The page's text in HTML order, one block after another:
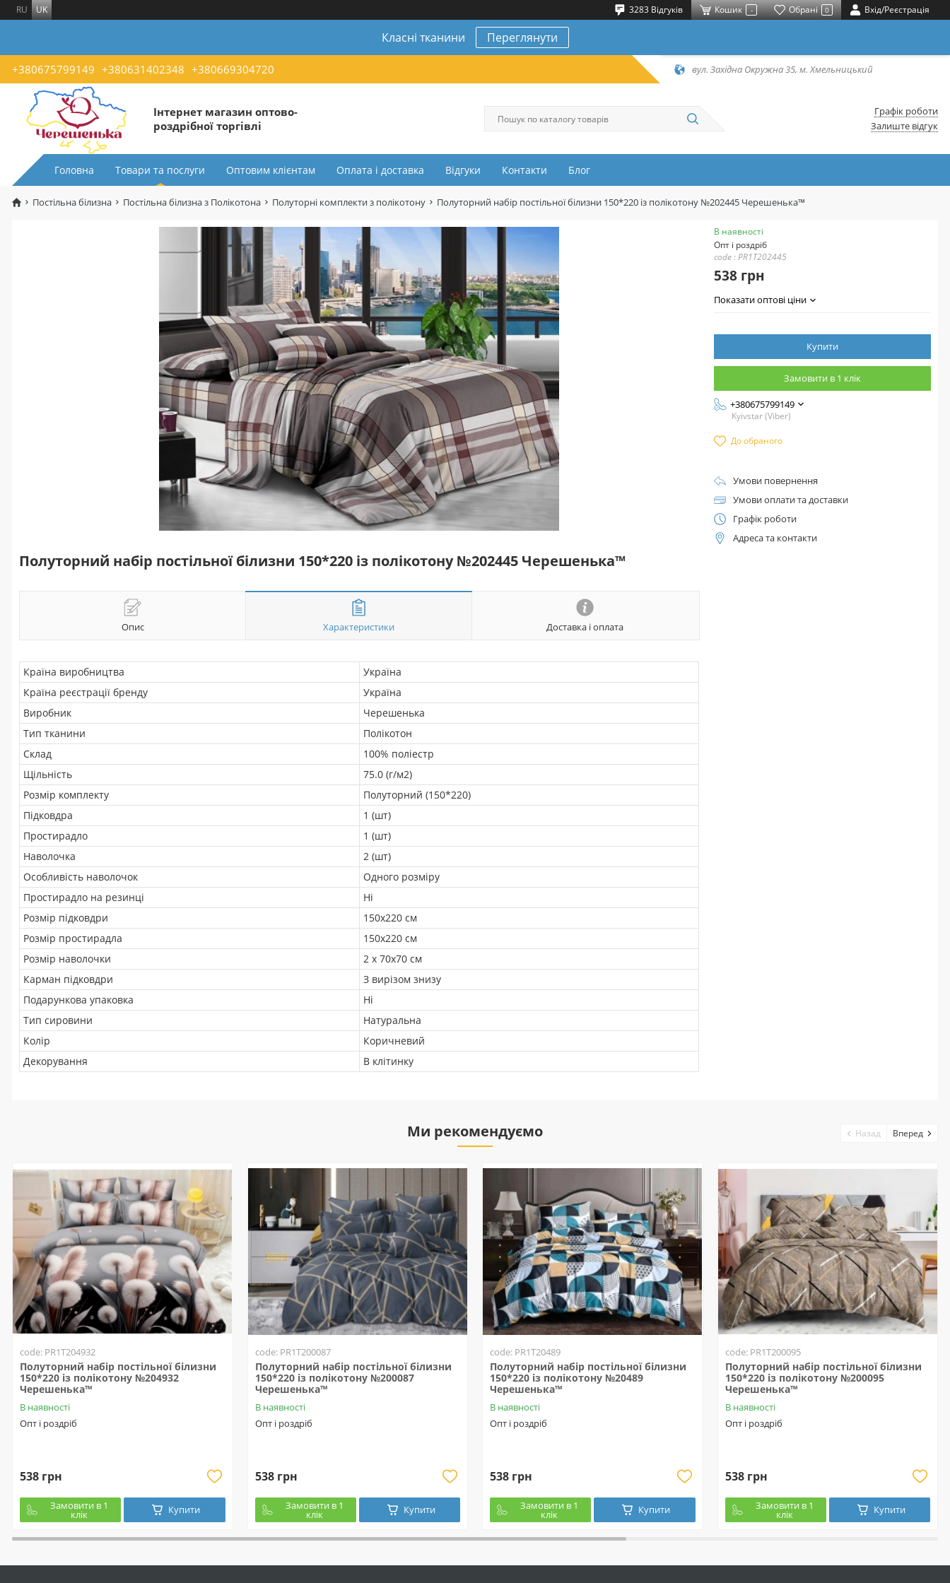
RU UK 3283 Відгуків Кошик - Обрані 0 Вхід/Реєстрація
Класні тканини Переглянути
+380675799149 +380631402348 +380669304720 вул. Західна Окружна 35, м. Хмельницький
Інтернет магазин оптово-
роздрібної торгівлі
Графік роботи
Залиште відгук
Головна Товари та послуги Оптовим клієнтам Оплата і доставка Відгуки Контакти Блог
Постільна білизна Постільна білизна з Полікотона Полуторні комплекти з полікотону Полуторний набір постільної білизни 150*220 із полікотону №202445 Черешенька™
Полуторний набір постільної білизни 150*220 із полікотону №202445 Черешенька™
Опис Характеристики Доставка і оплата
Країна виробництва
Україна
Країна реєстрації бренду
Україна
Виробник
Черешенька
Тип тканини
Полікотон
Склад
100% поліестр
Щільність
75.0 (г/м2)
Розмір комплекту
Полуторний (150*220)
Підковдра
1 (шт)
Простирадло
1 (шт)
Наволочка
2 (шт)
Особливість наволочок
Одного розміру
Простирадло на резинці
Ні
Розмір підковдри
150х220 см
Розмір простирадла
150х220 см
Розмір наволочки
2 х 70х70 см
Карман підковдри
З вирізом знизу
Подарункова упаковка
Ні
Тип сировини
Натуральна
Колір
Коричневий
Декорування
В клітинку
В наявності
Опт і роздріб
code : PR1T202445
538 грн
Показати оптові ціни
Купити
Замовити в 1 клік
+380675799149
Kyivstar (Viber)
До обраного
Умови повернення
Умови оплати та доставки
Графік роботи
Адреса та контакти
Ми рекомендуємо
code: PR1T204932
Полуторний набір постільної білизни
150*220 із полікотону №204932
Черешенька™
В наявності
Опт і роздріб
538 грн
Замовити в 1
клік Купити
code: PR1T200087
Полуторний набір постільної білизни
150*220 із полікотону №200087
Черешенька™
В наявності
Опт і роздріб
538 грн
Замовити в 1
клік Купити
code: PR1T20489
Полуторний набір постільної білизни
150*220 із полікотону №20489
Черешенька™
В наявності
Опт і роздріб
538 грн
Замовити в 1
клік Купити
code: PR1T200095
Полуторний набір постільної білизни
150*220 із полікотону №200095
Черешенька™
В наявності
Опт і роздріб
538 грн
Замовити в 1
клік Купити
Назад Вперед